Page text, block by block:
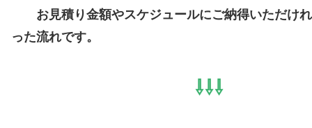
お見積り金額やスケジュールにご納得いただけ
った流れです。
⇩⇩⇩